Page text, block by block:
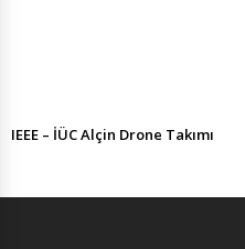
IEEE – İÜC Alçin Drone Takımı